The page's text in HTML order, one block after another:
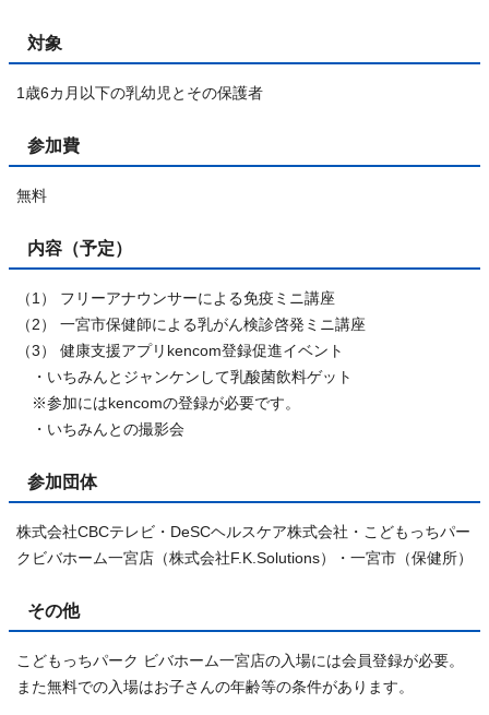
対象
1歳6カ月以下の乳幼児とその保護者
参加費
無料
内容（予定）
（1） フリーアナウンサーによる免疫ミニ講座
（2） 一宮市保健師による乳がん検診啓発ミニ講座
（3） 健康支援アプリkencom登録促進イベント
・いちみんとジャンケンして乳酸菌飲料ゲット
※参加にはkencomの登録が必要です。
・いちみんとの撮影会
参加団体
株式会社CBCテレビ・DeSCヘルスケア株式会社・こどもっちパー
クビバホーム一宮店（株式会社F.K.Solutions）・一宮市（保健所）
その他
こどもっちパーク ビバホーム一宮店の入場には会員登録が必要。
また無料での入場はお子さんの年齢等の条件があります。